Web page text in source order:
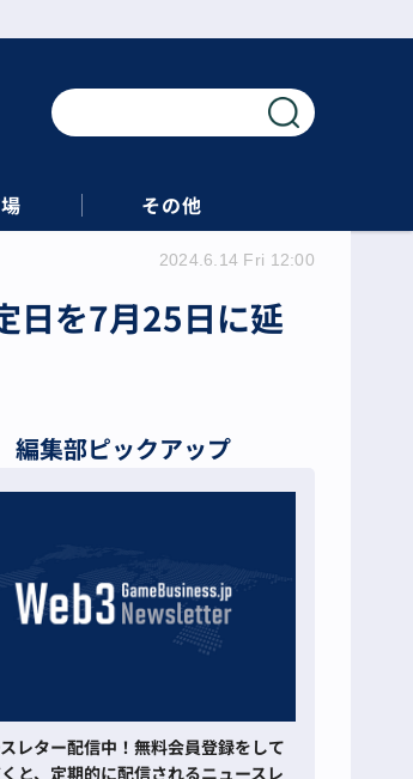
その他
日を7月25日に延
2024.6.14 Fri 12:00
編集部ピックアップ
レター配信中！無料会員登録をして
と、定期的に配信されるニュースレ